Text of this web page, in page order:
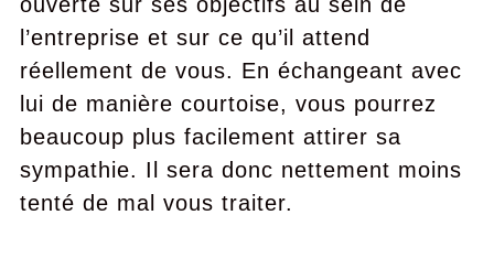
l’entreprise et sur ce qu’il attend
réellement de vous. En échangeant avec
lui de manière courtoise, vous pourrez
beaucoup plus facilement attirer sa
sympathie. Il sera donc nettement moins
tenté de mal vous traiter.